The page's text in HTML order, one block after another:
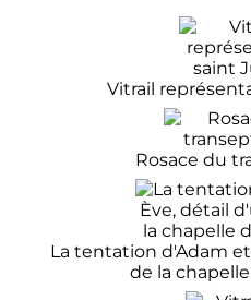
Vitrail
Rosace du
La tentation d'Adam
de la